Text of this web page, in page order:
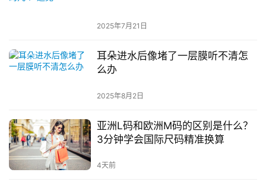
2025年7月21日
耳朵进水后像堵了一层膜听不清怎
么办
2025年8月2日
亚洲L码和欧洲M码的区别是什么？
3分钟学会国际尺码精准换算
4天前